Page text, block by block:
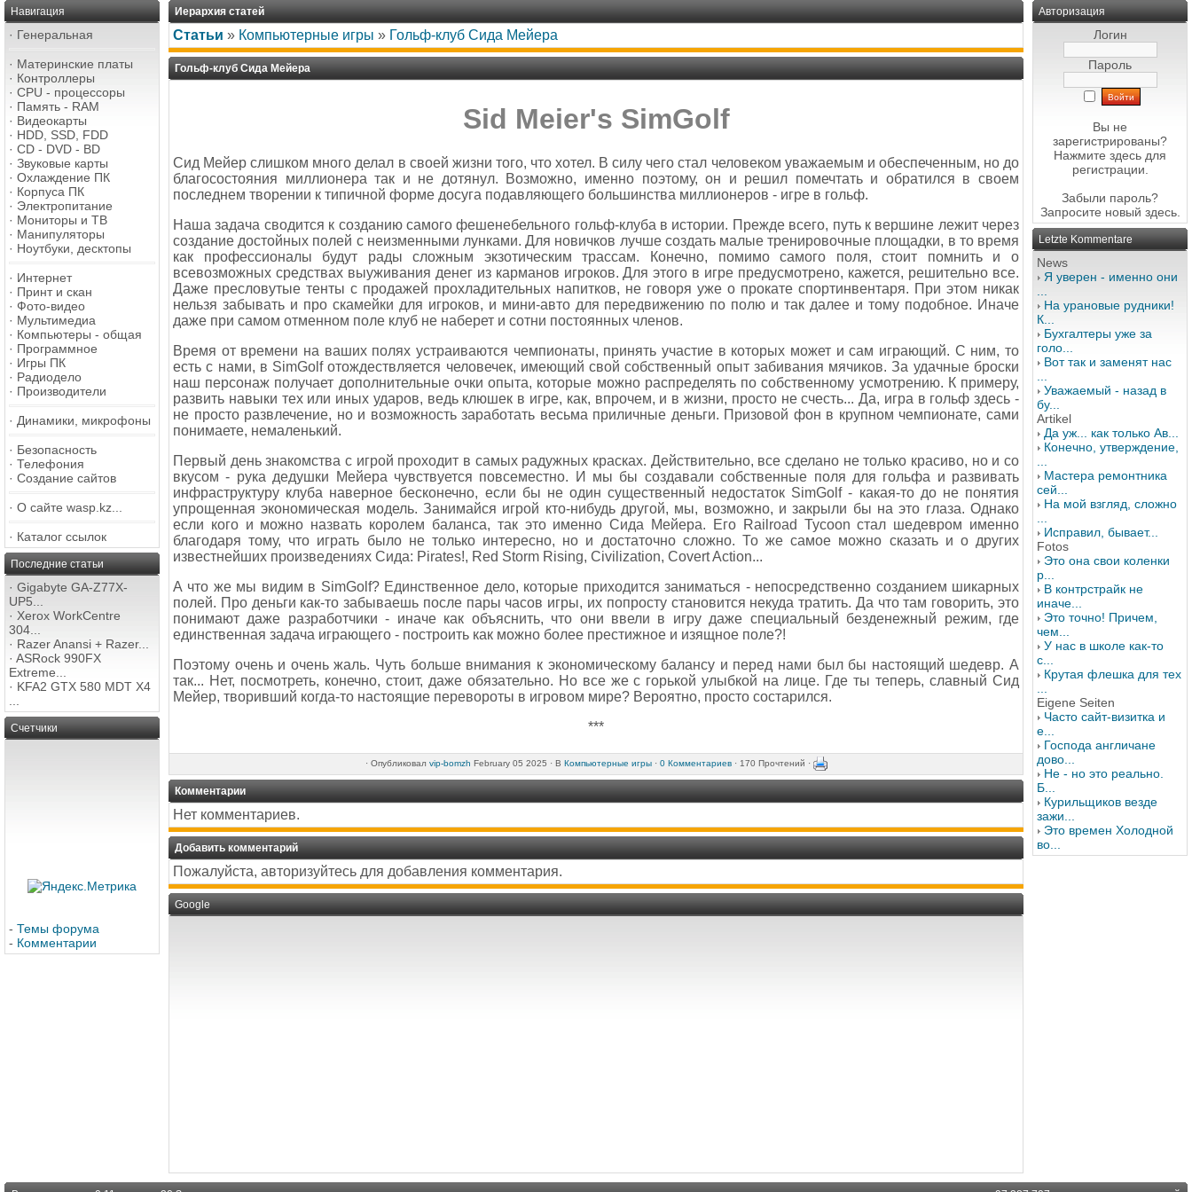
Навигация
· Генеральная
· Материнские платы
· Контроллеры
· CPU - процессоры
· Память - RAM
· Видеокарты
· HDD, SSD, FDD
· CD - DVD - BD
· Звуковые карты
· Охлаждение ПК
· Корпуса ПК
· Электропитание
· Мониторы и ТВ
· Манипуляторы
· Ноутбуки, десктопы
· Интернет
· Принт и скан
· Фото-видео
· Мультимедиа
· Компьютеры - общая
· Программное
· Игры ПК
· Радиодело
· Производители
· Динамики, микрофоны
· Безопасность
· Телефония
· Создание сайтов
· О сайте wasp.kz...
· Каталог ссылок
Последние статьи
· Gigabyte GA-Z77X-
UP5...
· Xerox WorkCentre
304...
· Razer Anansi + Razer...
· ASRock 990FX
Extreme...
· KFA2 GTX 580 MDT X4
Счетчики
- Темы форума
- Комментарии
Иерархия статей
Статьи » Компьютерные игры » Гольф-клуб Сида Мейера
Гольф-клуб Сида Мейера
Sid Meier's SimGolf
Сид Мейер слишком много делал в своей жизни того, что хотел. В силу чего стал человеком уважаемым и обеспеченным, но до
благосостояния миллионера так и не дотянул. Возможно, именно поэтому, он и решил помечтать и обратился в своем
последнем творении к типичной форме досуга подавляющего большинства миллионеров - игре в гольф.
Наша задача сводится к созданию самого фешенебельного гольф-клуба в истории. Прежде всего, путь к вершине лежит через
создание достойных полей с неизменными лунками. Для новичков лучше создать малые тренировочные площадки, в то время
как профессионалы будут рады сложным экзотическим трассам. Конечно, помимо самого поля, стоит помнить и о
всевозможных средствах выуживания денег из карманов игроков. Для этого в игре предусмотрено, кажется, решительно все.
Даже пресловутые тенты с продажей прохладительных напитков, не говоря уже о прокате спортинвентаря. При этом никак
нельзя забывать и про скамейки для игроков, и мини-авто для передвижению по полю и так далее и тому подобное. Иначе
даже при самом отменном поле клуб не наберет и сотни постоянных членов.
Время от времени на ваших полях устраиваются чемпионаты, принять участие в которых может и сам играющий. C ним, то
есть с нами, в SimGolf отождествляется человечек, имеющий свой собственный опыт забивания мячиков. За удачные броски
наш персонаж получает дополнительные очки опыта, которые можно распределять по собственному усмотрению. К примеру,
развить навыки тех или иных ударов, ведь клюшек в игре, как, впрочем, и в жизни, просто не счесть... Да, игра в гольф здесь -
не просто развлечение, но и возможность заработать весьма приличные деньги. Призовой фон в крупном чемпионате, сами
понимаете, немаленький.
Первый день знакомства с игрой проходит в самых радужных красках. Действительно, все сделано не только красиво, но и со
вкусом - рука дедушки Мейера чувствуется повсеместно. И мы бы создавали собственные поля для гольфа и развивать
инфраструктуру клуба наверное бесконечно, если бы не один существенный недостаток SimGolf - какая-то до не понятия
упрощенная экономическая модель. Занимайся игрой кто-нибудь другой, мы, возможно, и закрыли бы на это глаза. Однако
если кого и можно назвать королем баланса, так это именно Сида Мейера. Его Railroad Tycoon стал шедевром именно
благодаря тому, что играть было не только интересно, но и достаточно сложно. То же самое можно сказать и о других
известнейших произведениях Сида: Pirates!, Red Storm Rising, Civilization, Covert Action...
А что же мы видим в SimGolf? Единственное дело, которые приходится заниматься - непосредственно созданием шикарных
полей. Про деньги как-то забываешь после пары часов игры, их попросту становится некуда тратить. Да что там говорить, это
понимают даже разработчики - иначе как объяснить, что они ввели в игру даже специальный безденежный режим, где
единственная задача играющего - построить как можно более престижное и изящное поле?!
Поэтому очень и очень жаль. Чуть больше внимания к экономическому балансу и перед нами был бы настоящий шедевр. А
так... Нет, посмотреть, конечно, стоит, даже обязательно. Но все же с горькой улыбкой на лице. Где ты теперь, славный Сид
Мейер, творивший когда-то настоящие перевороты в игровом мире? Вероятно, просто состарился.
***
· Опубликовал vip-bomzh February 05 2025 · В Компьютерные игры· 0 Комментариев· 170 Прочтений ·
Комментарии
Нет комментариев.
Добавить комментарий
Пожалуйста, авторизуйтесь для добавления комментария.
Google
Авторизация
Логин
Пароль
Вы не
зарегистрированы?
Нажмите здесь для
регистрации.
Забыли пароль?
Запросите новый здесь.
Letzte Kommentare
News
Я уверен - именно они
На урановые рудники!
К...
Бухгалтеры уже за
голо...
Вот так и заменят нас
Уважаемый - назад в
бу...
Artikel
Да уж... как только Ав...
Конечно, утверждение,
Мастера ремонтника
сей...
На мой взгляд, сложно
Исправил, бывает...
Fotos
Это она свои коленки
р...
В контрстрайк не
иначе...
Это точно! Причем,
чем...
У нас в школе как-то
с...
Крутая флешка для тех
Eigene Seiten
Часто сайт-визитка и
е...
Господа англичане
дово...
Не - но это реально.
Б...
Курильщиков везде
зажи...
Это времен Холодной
во...